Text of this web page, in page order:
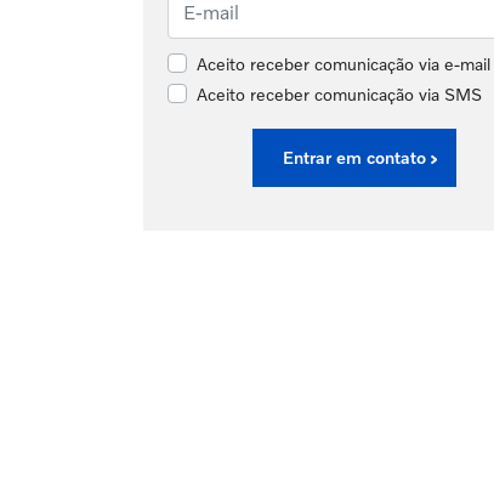
Aceito receber comunicação via e-mail
Aceito receber comunicação via SMS
Entrar em contato